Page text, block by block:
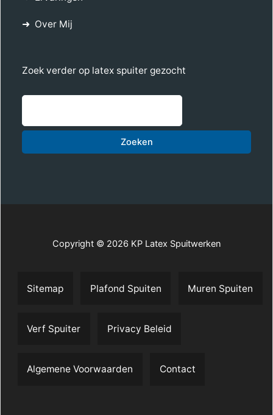
Over Mij
Zoek verder op latex spuiter gezocht
Zoeken
Copyright © 2026 KP Latex Spuitwerken
Sitemap Plafond Spuiten Muren Spuiten
Verf Spuiter Privacy Beleid
Algemene Voorwaarden Contact